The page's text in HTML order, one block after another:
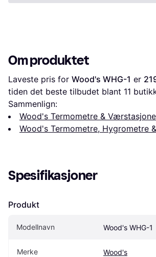
Om produktet
Laveste pris for Wood's WHG-1 er
tiden det beste tilbudet blant 11
Sammenlign:
Wood's Termometre &
Wood's Termometre, Hygrometre
Spesifikasjoner
Produkt
Modellnavn Wood's WHG-1
Merke Wood's